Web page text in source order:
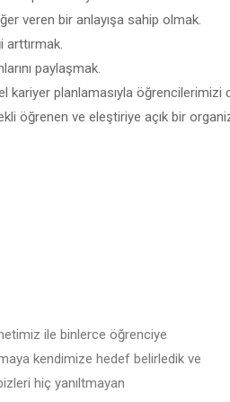
veren bir anlayışa sahip olmak.
arttırmak.
paylaşmak.
kariyer planlamasıyla
öğrenen ve eleştiriye açık bir
ile binlerce öğrenciye
kendimize hedef belirledik ve
hiç yanıltmayan